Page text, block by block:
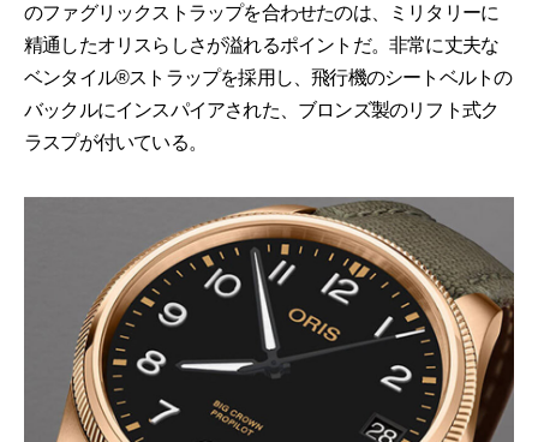
のファグリックストラップを合わせたのは、ミリタリーに
精通したオリスらしさが溢れるポイントだ。非常に丈夫な
ベンタイル®︎ストラップを採用し、飛行機のシートベルトの
バックルにインスパイアされた、ブロンズ製のリフト式ク
ラスプが付いている。